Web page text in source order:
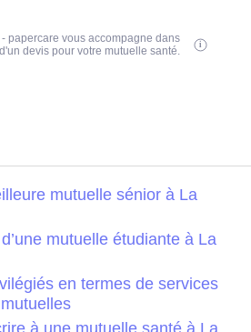
papercare vous accompagne dans
devis pour votre mutuelle santé.
mutuelle sénior à La
mutuelle étudiante à La
en termes de services
à une mutuelle santé à La